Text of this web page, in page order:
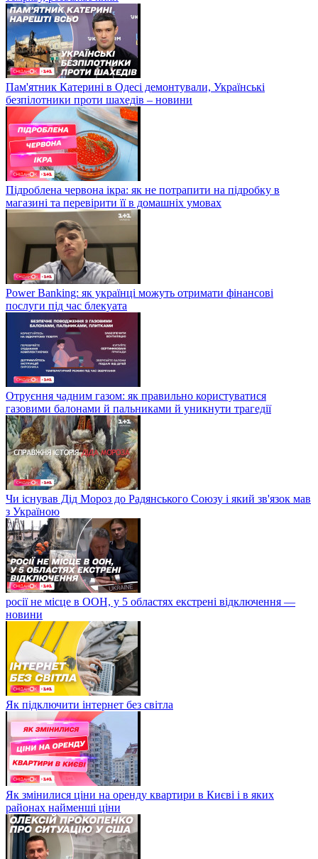
Пам'ятник Катерині в Одесі демонтували, Українські
безпілотники проти шахедів – новини
Підроблена червона ікра: як не потрапити на підробку в
магазині та перевірити її в домашніх умовах
Power Banking: як українці можуть отримати фінансові
послуги під час блекуата
Отруєння чадним газом: як правильно користуватися
газовими балонами й пальниками й уникнути трагедії
Чи існував Дід Мороз до Радянського Союзу і який зв'язок мав
з Україною
росії не місце в ООН, у 5 областях екстрені відключення —
новини
Як підключити інтернет без світла
Як змінилися ціни на оренду квартири в Києві і в яких
районах найменші ціни